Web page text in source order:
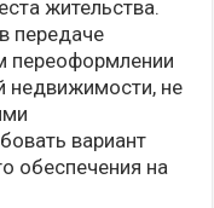
жительства.
передаче
переоформлении
недвижимости, не
вариант
обеспечения на